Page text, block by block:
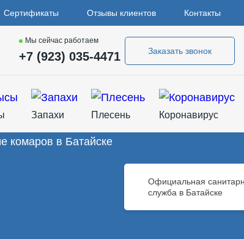
Сертификаты Отзывы клиентов Контакты
Мы сейчас работаем
+7 (923) 035-4471 Заказать звонок
Запахи Плесень Коронавирус
Официальная
служба в Батайске